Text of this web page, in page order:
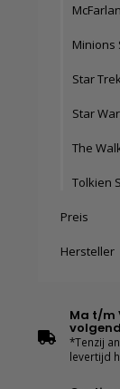
Minions
Star
Star
The
Tolkien
Preis
Hersteller
Ma t/m
*Tenzij
levertijd